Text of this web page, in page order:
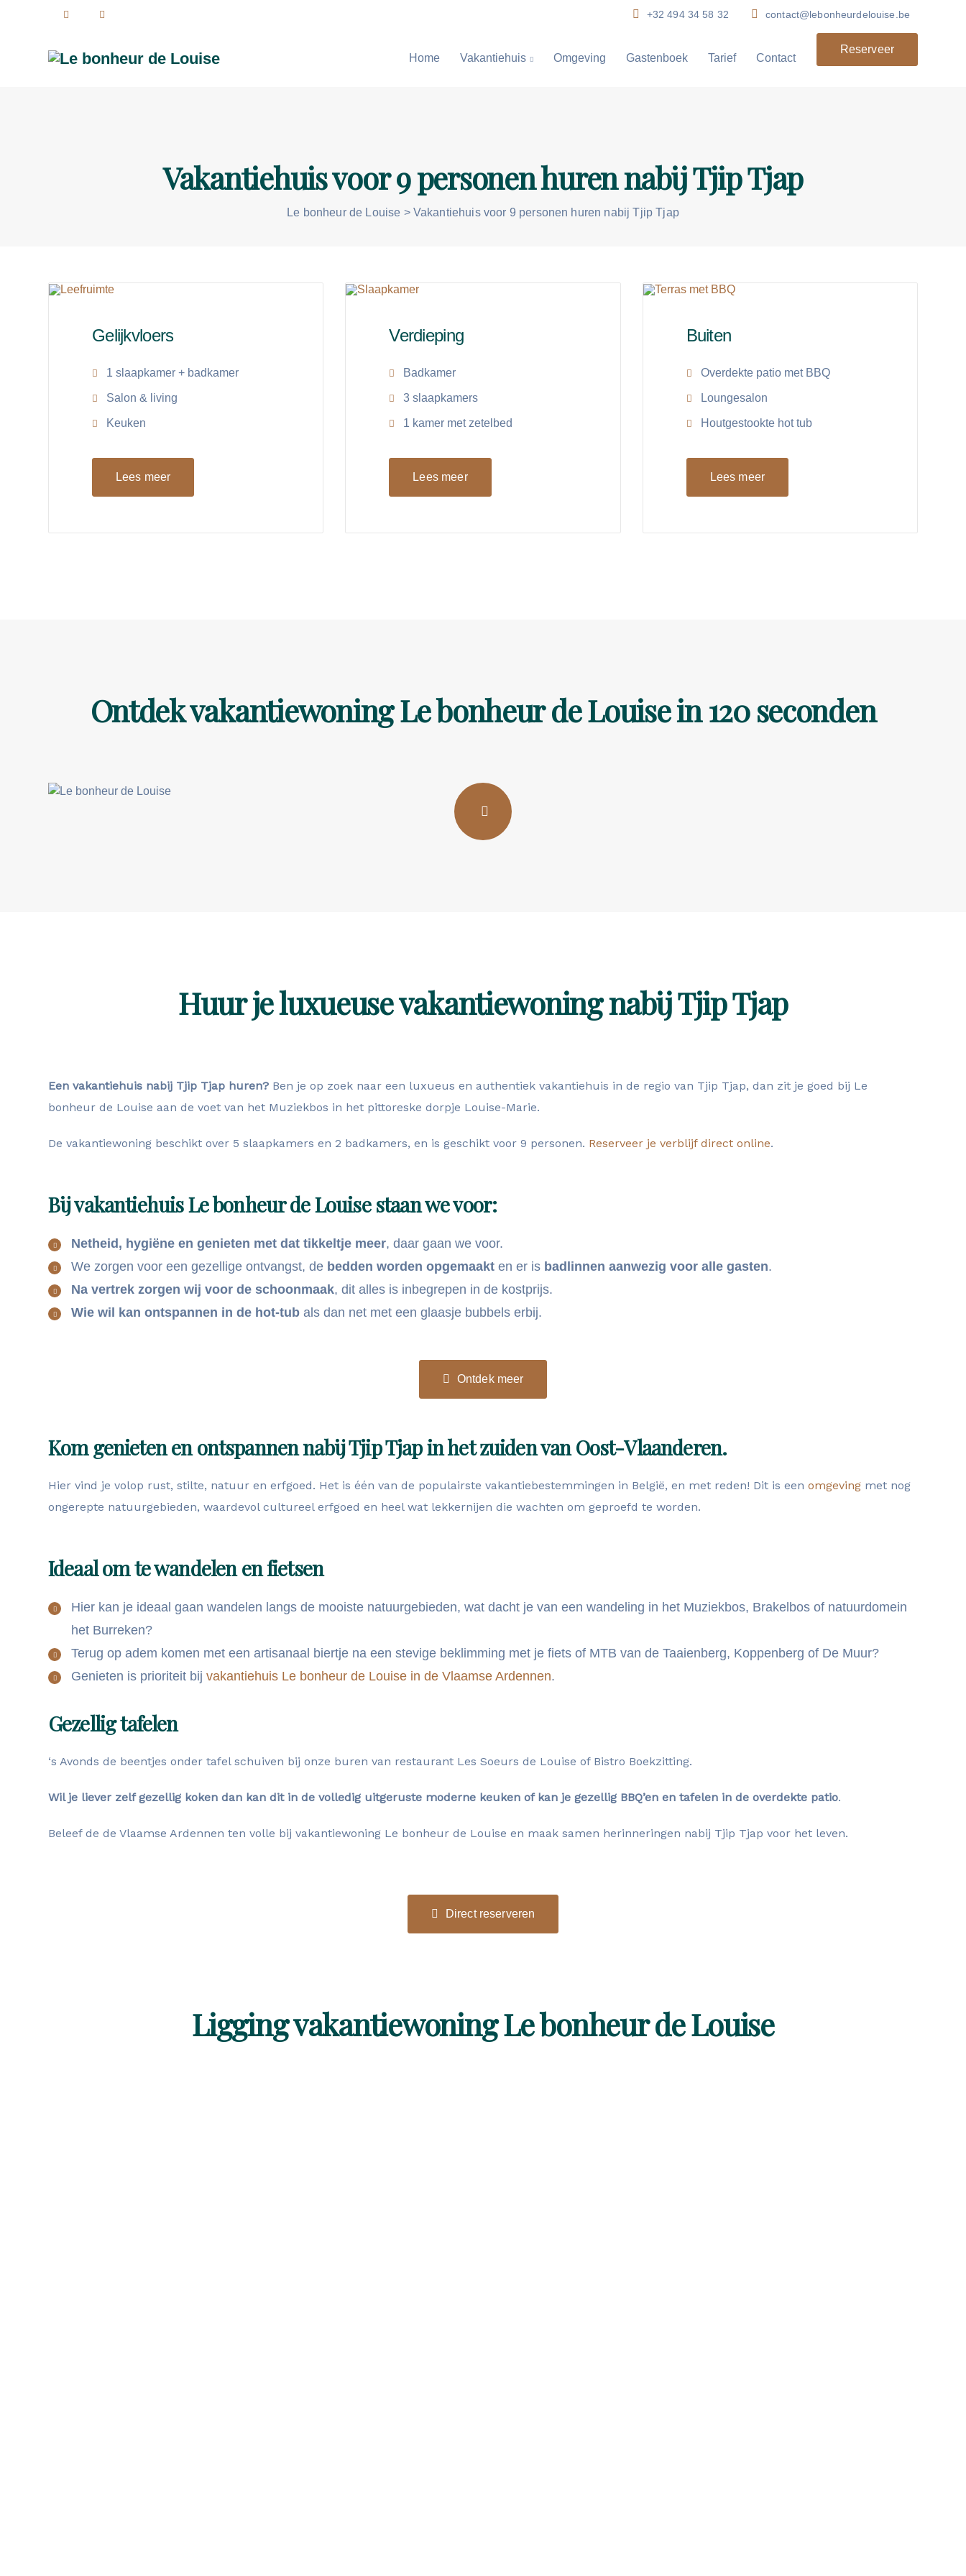
+32 494 34 58 32 contact@lebonheurdelouise.be
Home Vakantiehuis Omgeving Gastenboek Tarief Contact
Reserveer
Vakantiehuis voor 9 personen huren nabij Tjip Tjap
Le bonheur de Louise > Vakantiehuis voor 9 personen huren nabij Tjip Tjap
Gelijkvloers
1 slaapkamer + badkamer
Salon & living
Keuken
Lees meer
Verdieping
Badkamer
3 slaapkamers
1 kamer met zetelbed
Lees meer
Buiten
Overdekte patio met BBQ
Loungesalon
Houtgestookte hot tub
Lees meer
Ontdek vakantiewoning Le bonheur de Louise in 120 seconden
Huur je luxueuse vakantiewoning nabij Tjip Tjap
Een vakantiehuis nabij Tjip Tjap huren? Ben je op zoek naar een luxueus en authentiek vakantiehuis in de regio van Tjip Tjap, dan zit je goed bij Le
bonheur de Louise aan de voet van het Muziekbos in het pittoreske dorpje Louise-Marie.
De vakantiewoning beschikt over 5 slaapkamers en 2 badkamers, en is geschikt voor 9 personen. Reserveer je verblijf direct online.
Bij vakantiehuis Le bonheur de Louise staan we voor:
Netheid, hygiëne en genieten met dat tikkeltje meer, daar gaan we voor.
We zorgen voor een gezellige ontvangst, de bedden worden opgemaakt en er is badlinnen aanwezig voor alle gasten.
Na vertrek zorgen wij voor de schoonmaak, dit alles is inbegrepen in de kostprijs.
Wie wil kan ontspannen in de hot-tub als dan net met een glaasje bubbels erbij.
Ontdek meer
Kom genieten en ontspannen nabij Tjip Tjap in het zuiden van Oost-Vlaanderen.
Hier vind je volop rust, stilte, natuur en erfgoed. Het is één van de populairste vakantiebestemmingen in België, en met reden! Dit is een omgeving met nog
ongerepte natuurgebieden, waardevol cultureel erfgoed en heel wat lekkernijen die wachten om geproefd te worden.
Ideaal om te wandelen en fietsen
Hier kan je ideaal gaan wandelen langs de mooiste natuurgebieden, wat dacht je van een wandeling in het Muziekbos, Brakelbos of natuurdomein
het Burreken?
Terug op adem komen met een artisanaal biertje na een stevige beklimming met je fiets of MTB van de Taaienberg, Koppenberg of De Muur?
Genieten is prioriteit bij vakantiehuis Le bonheur de Louise in de Vlaamse Ardennen.
Gezellig tafelen
‘s Avonds de beentjes onder tafel schuiven bij onze buren van restaurant Les Soeurs de Louise of Bistro Boekzitting.
Wil je liever zelf gezellig koken dan kan dit in de volledig uitgeruste moderne keuken of kan je gezellig BBQ’en en tafelen in de overdekte patio.
Beleef de de Vlaamse Ardennen ten volle bij vakantiewoning Le bonheur de Louise en maak samen herinneringen nabij Tjip Tjap voor het leven.
Direct reserveren
Ligging vakantiewoning Le bonheur de Louise